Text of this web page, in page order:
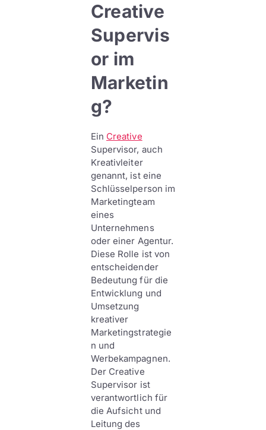
Creative
Supervis
or im
Marketin
g?
Ein Creative
Supervisor, auch
Kreativleiter
genannt, ist eine
Schlüsselperson im
Marketingteam
eines
Unternehmens
oder einer Agentur.
Diese Rolle ist von
entscheidender
Bedeutung für die
Entwicklung und
Umsetzung
kreativer
Marketingstrategie
n und
Werbekampagnen.
Der Creative
Supervisor ist
verantwortlich für
die Aufsicht und
Leitung des